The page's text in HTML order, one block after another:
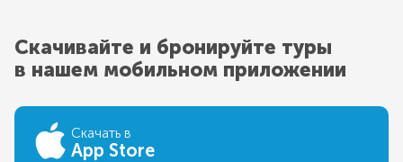
Скачивайте и бронируйте туры
в нашем мобильном приложении
Скачать в
App Store